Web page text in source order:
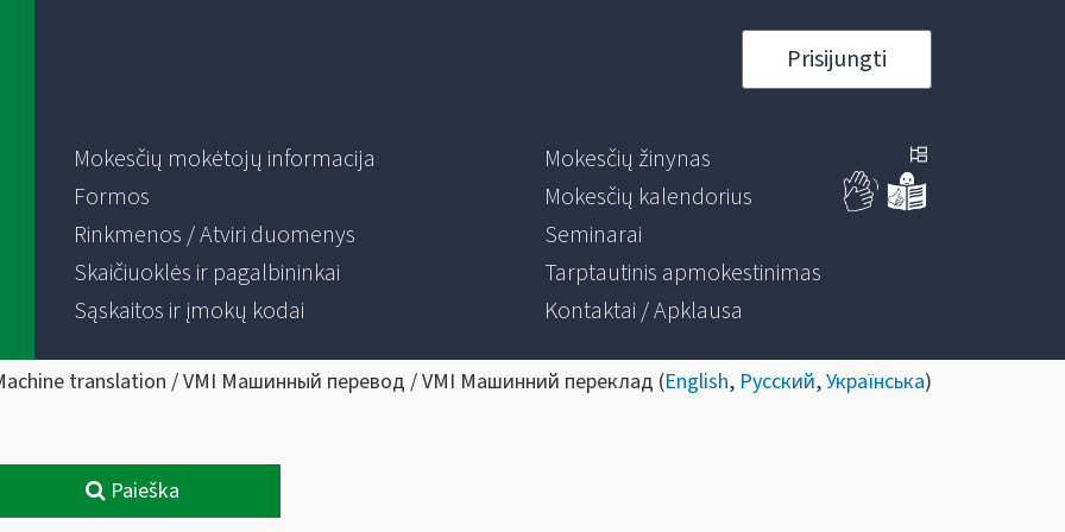
Prisijungti
Mokesčių mokėtojų informacija
Formos
Rinkmenos / Atviri duomenys
Skaičiuoklės ir pagalbininkai
Sąskaitos ir įmokų kodai
Mokesčių žinynas
Mokesčių kalendorius
Seminarai
Tarptautinis apmokestinimas
Kontaktai / Apklausa
translation / VMI Машинный перевод / VMI Машинний переклад (English, Русский,Українська)
Paieška